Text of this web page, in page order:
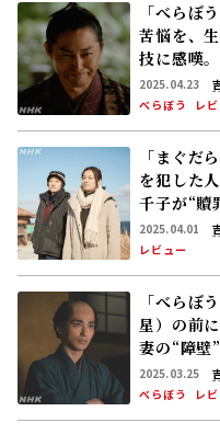
「べらぼ
苦悩を、
技に感嘆
2025.04.23
べらぼう
レ
「まぐだ
を犯した
千子が“贖
下志麻の
2025.04.01
レビュー
「べらぼ
星）の前
妻の“障壁
がる思い
2025.03.25
べらぼう
レ